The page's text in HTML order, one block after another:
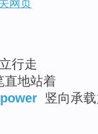
网页
行走
直地站着
竖向承